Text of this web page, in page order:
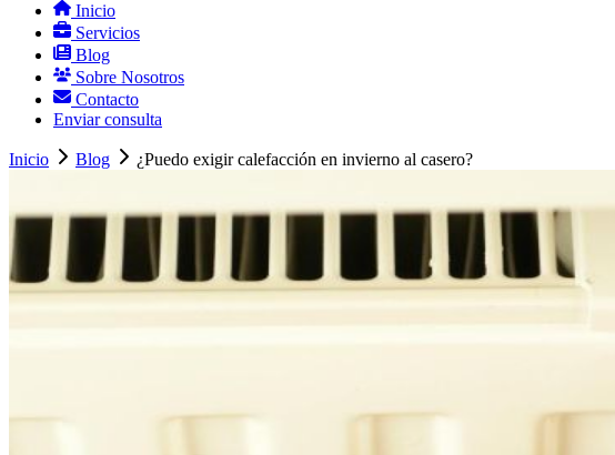
Inicio
Servicios
Blog
Sobre Nosotros
Contacto
Enviar consulta
Inicio Blog ¿Puedo exigir calefacción en invierno al casero?